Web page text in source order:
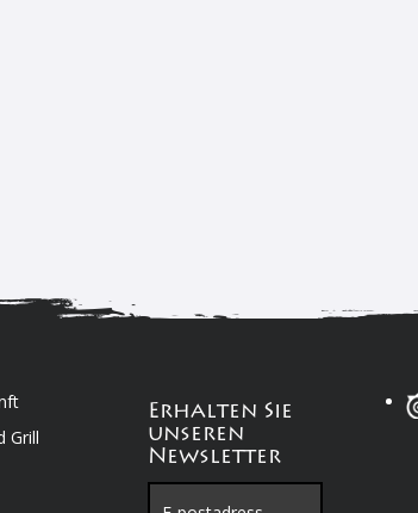
Grill
Erhalten Sie
unseren
Newsletter